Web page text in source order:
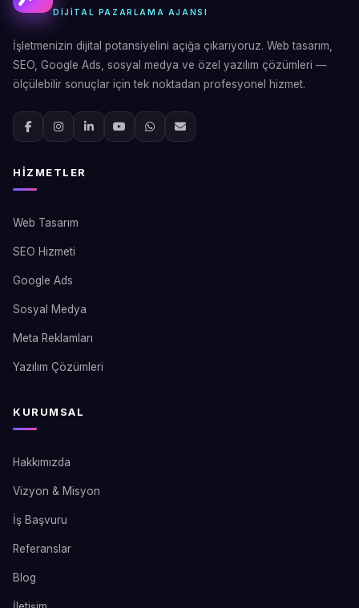
DIJITAL PAZARLAMA AJANSI
İşletmenizin dijital potansiyelini açığa çıkarıyoruz. Web tasarım,
SEO, Google Ads, sosyal medya ve özel yazılım çözümleri —
ölçülebilir sonuçlar için tek noktadan profesyonel hizmet.
HIZMETLER
Web Tasarım
SEO Hizmeti
Google Ads
Sosyal Medya
Meta Reklamları
Yazılım Çözümleri
KURUMSAL
Hakkımızda
Vizyon & Misyon
İş Başvuru
Referanslar
Blog